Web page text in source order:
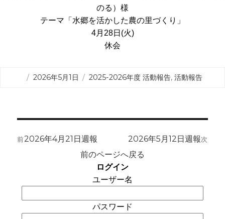
のる）様
テーマ「水郷を活かした農の里づくり」
4月28日(火)
休会
投
2026年5月1日
カ
ー
2025-2026年度 活動報告, 活動報告
稿
ー
シ
ョ
前
前
2026年4月21日週報 次
次
2026年5月12日週報
前のページへ戻る
ログイン
ユーザー名
パスワード